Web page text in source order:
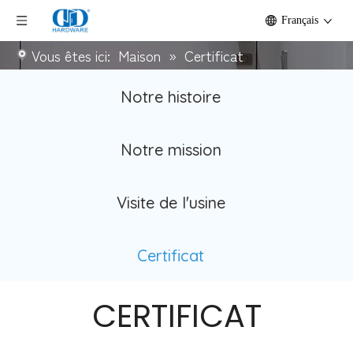
Français
Vous êtes ici: Maison » Certificat
Notre histoire
Notre mission
Visite de l'usine
Certificat
CERTIFICAT